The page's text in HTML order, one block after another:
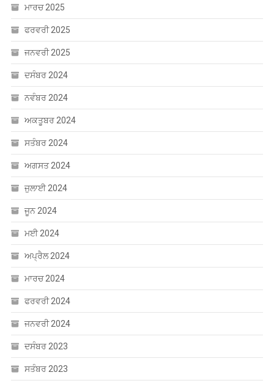
ਮਾਰਚ 2025
ਫਰਵਰੀ 2025
ਜਨਵਰੀ 2025
ਦਸੰਬਰ 2024
ਨਵੰਬਰ 2024
ਅਕਤੂਬਰ 2024
ਸਤੰਬਰ 2024
ਅਗਸਤ 2024
ਜੁਲਾਈ 2024
ਜੂਨ 2024
ਮਈ 2024
ਅਪ੍ਰੈਲ 2024
ਮਾਰਚ 2024
ਫਰਵਰੀ 2024
ਜਨਵਰੀ 2024
ਦਸੰਬਰ 2023
ਸਤੰਬਰ 2023